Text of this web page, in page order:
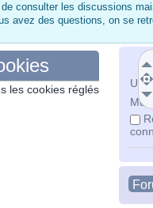
consulter les discussions
avez des questions, on se
Mot
les cookies réglés